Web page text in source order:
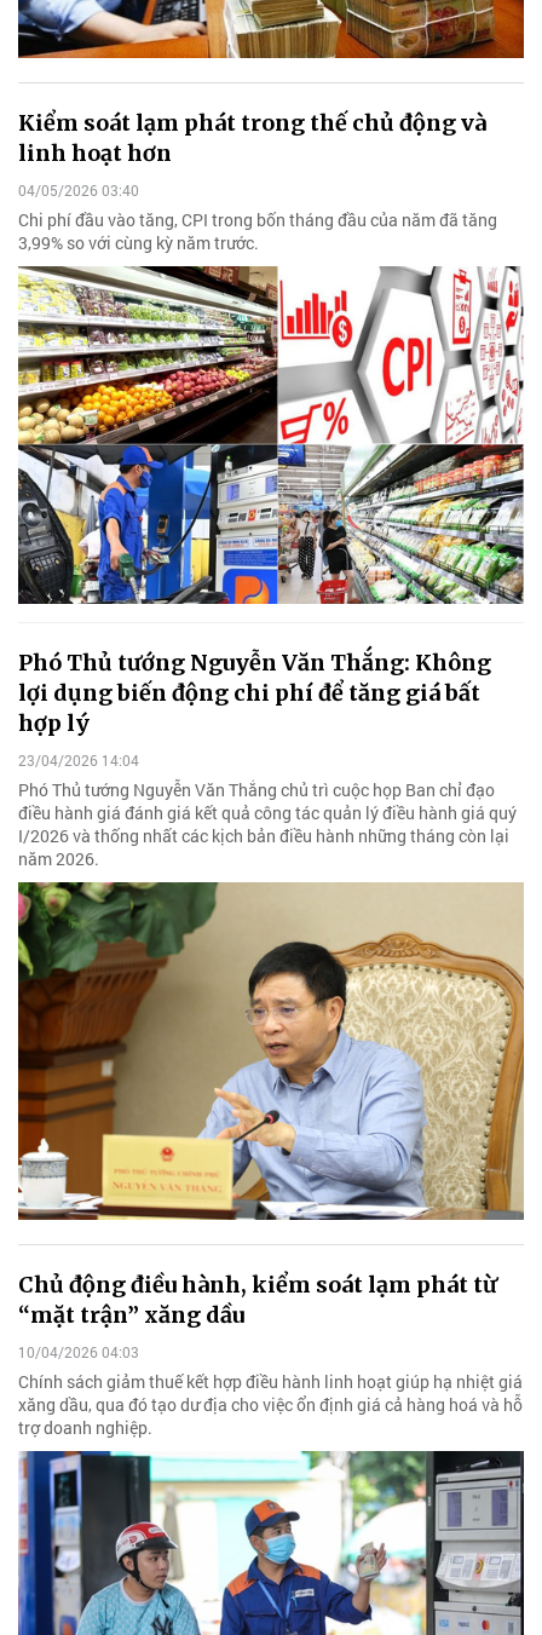
Kiểm soát lạm phát trong thế chủ động và
linh hoạt hơn
04/05/2026 03:40
Chi phí đầu vào tăng, CPI trong bốn tháng đầu của năm đã tăng
3,99% so với cùng kỳ năm trước.
Phó Thủ tướng Nguyễn Văn Thắng: Không
lợi dụng biến động chi phí để tăng giá bất
hợp lý
23/04/2026 14:04
Phó Thủ tướng Nguyễn Văn Thắng chủ trì cuộc họp Ban chỉ đạo
điều hành giá đánh giá kết quả công tác quản lý điều hành giá quý
I/2026 và thống nhất các kịch bản điều hành những tháng còn lại
năm 2026.
Chủ động điều hành, kiểm soát lạm phát từ
“mặt trận” xăng dầu
10/04/2026 04:03
Chính sách giảm thuế kết hợp điều hành linh hoạt giúp hạ nhiệt giá
xăng dầu, qua đó tạo dư địa cho việc ổn định giá cả hàng hoá và hỗ
trợ doanh nghiệp.